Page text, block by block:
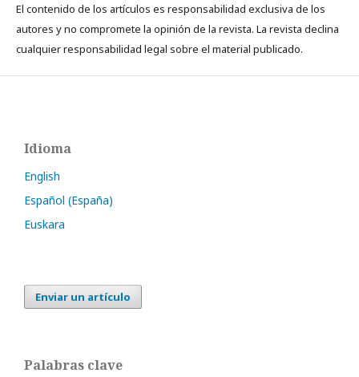
El contenido de los artículos es responsabilidad exclusiva de los
autores y no compromete la opinión de la revista. La revista declina
cualquier responsabilidad legal sobre el material publicado.
Idioma
English
Español (España)
Euskara
Enviar un artículo
Palabras clave